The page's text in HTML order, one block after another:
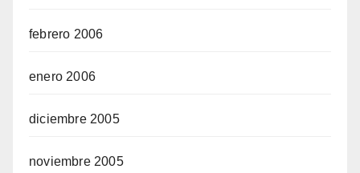
febrero 2006
enero 2006
diciembre 2005
noviembre 2005